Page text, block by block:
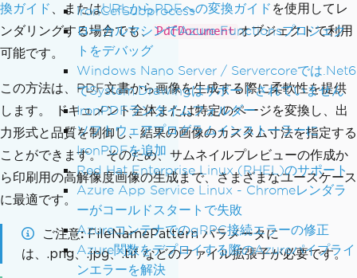
IronCefSubprocess
ローカルマシンでAzure Functionsプロジェク
トをデバッグ
Windows Nano Server / Servercoreでは.Net6
でSystem.Drawingはサポートされていません
IronPDFランタイムフォルダー
ソフトウェアプログラムインストーラーに
IronPDFを追加
Red Hat Enterprise Linux (RHEL)のサポート
Azure App Service Linux - Chromeレンダラ
ーがコールドスタートで失敗
AzureコンテナでのgRPC接続エラーの修正
Azure関数をデプロイする際のAzureパイプライ
ンエラーを解決
換ガイド 、またはURLからPDFへの変換ガイド を使用してレ
ンダリングする場合でも、 PdfDocument オブジェクトで利用
可能です。
この方法は、PDF文書から画像を生成する際に柔軟性を提供
します。 ドキュメント全体または特定のページを変換し、出
力形式と品質を制御し、結果の画像のカスタム寸法を指定する
ことができます。 そのため、サムネイルプレビューの作成か
ら印刷用の高解像度画像の生成まで、さまざまなユースケース
に最適です。
ご注意 FileNamePattern パラメータに
は、.png、.jpg、.tif などのファイル拡張子が必要です。